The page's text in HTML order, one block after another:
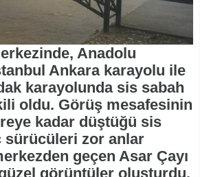
Anadolu
Ankara karayolu ile
karayolunda sis sabah
oldu. Görüş mesafesinin
kadar düştüğü sis
sürücüleri zor anlar
geçen Asar Çayı
görüntüler oluşturdu.